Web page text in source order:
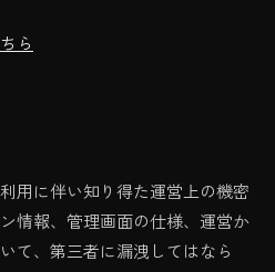
ら
用に伴い知り得た運営上の機密
情報、管理画面の仕様、運営か
て、第三者に漏洩してはなら